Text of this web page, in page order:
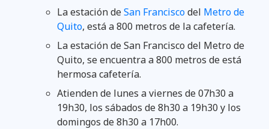
La estación deSan Franciscodel Metro de
Quito, está a 800 metros de la cafetería.
La estación de San Francisco del Metro de
Quito, se encuentra a 800 metros de está
hermosa cafetería.
Atienden de lunes a viernes de 07h30 a
19h30, los sábados de 8h30 a 19h30 y los
domingos de 8h30 a 17h00.